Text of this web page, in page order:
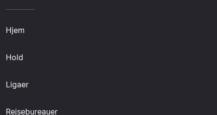
Hjem
Hold
Ligaer
Rejsebureauer